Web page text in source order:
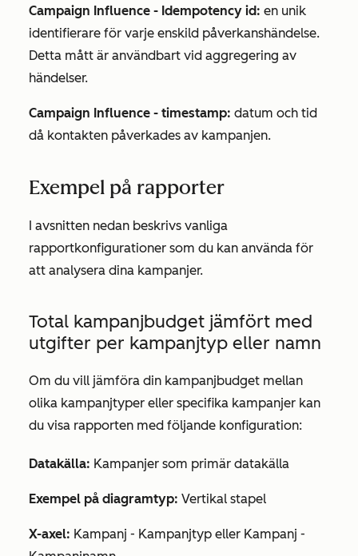
Campaign Influence - Idempotency id: en unik
identifierare för varje enskild påverkanshändelse.
Detta mått är användbart vid aggregering av
händelser.
Campaign Influence - timestamp: datum och tid
då kontakten påverkades av kampanjen.
Exempel på rapporter
I avsnitten nedan beskrivs vanliga
rapportkonfigurationer som du kan använda för
att analysera dina kampanjer.
Total kampanjbudget jämfört med
utgifter per kampanjtyp eller namn
Om du vill jämföra din kampanjbudget mellan
olika kampanjtyper eller specifika kampanjer kan
du visa rapporten med följande konfiguration:
Datakälla: Kampanjer som primär datakälla
Exempel på diagramtyp: Vertikal stapel
X-axel: Kampanj - Kampanjtyp eller Kampanj -